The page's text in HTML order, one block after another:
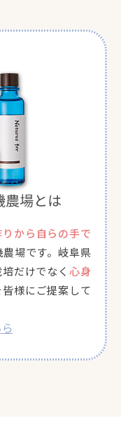
農場とは
から自らの手で
場です。岐阜県
だけでなく 心身
皆様にご提案して